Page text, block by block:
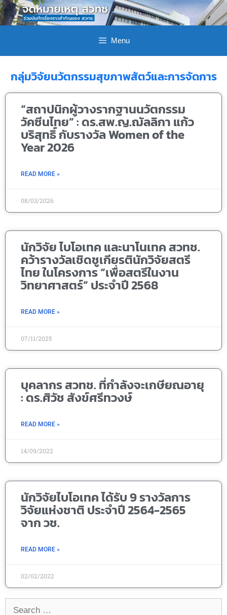
Menu
กลุ่มวิจัยนวัตกรรมสุขภาพสัตว์และการจัดการ
“สถาปนิกผู้วางรากฐานนวัตกรรม
วัคซีนไทย” : ดร.สพ.ญ.ฌัลลิกา แก้ว
บริสุทธิ์ กับรางวัล Women of the
Year 2026
READ MORE »
08/03/2026
นักวิจัย ไบโอเทค และนาโนเทค สวทช.
คว้ารางวัลเชิดชูเกียรตินักวิจัยสตรี
ไทย ในโครงการ “เพื่อสตรีในงาน
วิทยาศาสตร์” ประจำปี 2568
READ MORE »
07/11/2025
บุคลากร สวทช. ที่กำลังจะเกษียณอายุ
: ดร.ศิวัช สังข์ศรีทวงษ์
READ MORE »
14/09/2022
นักวิจัยไบโอเทค ได้รับ 9 รางวัลการ
วิจัยแห่งชาติ ประจำปี 2564-2565
จาก วช.
READ MORE »
02/02/2022